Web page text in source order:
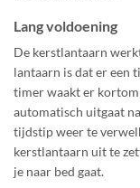
Lang voldoening
De kerstlantaarn
lantaarn is dat er een
timer waakt er
automatisch uitgaat
tijdstip weer te
kerstlantaarn uit te
je naar bed gaat.